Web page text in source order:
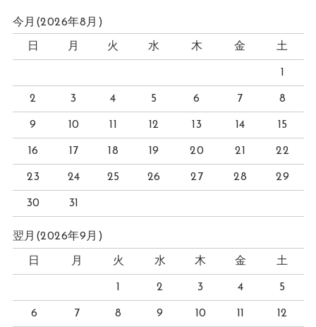
今月(2026年8月)
日 月 火 水 木 金 土
1
2 3 4 5 6 7 8
9 10 11 12 13 14 15
16 17 18 19 20 21 22
23 24 25 26 27 28 29
30 31
翌月(2026年9月)
日 月 火 水 木 金 土
1 2 3 4 5
6 7 8 9 10 11 12